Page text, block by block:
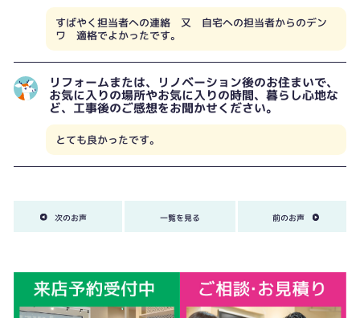
すばやく担当者への連絡 又 自宅への担当者からのデン
ワ 適格でよかったです。
リフォームまたは、リノベーション後のお住まいで、
お気に入りの場所やお気に入りの時間、暮らし心地な
ど、工事後のご感想をお聞かせください。
とても良かったです。
次のお声 一覧を見る 前のお声